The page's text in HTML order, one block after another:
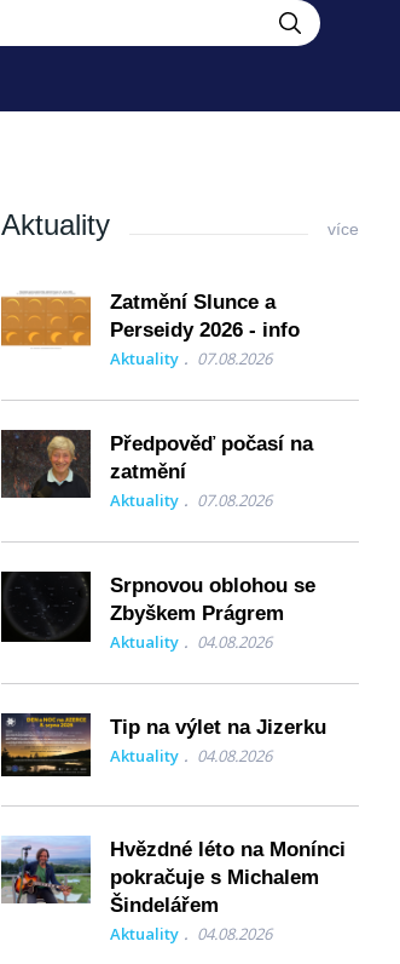
Aktuality více
Zatmění Slunce a
Perseidy 2026 - info
Aktuality 07.08.2026
Předpověď počasí na
zatmění
Aktuality 07.08.2026
Srpnovou oblohou se
Zbyškem Prágrem
Aktuality 04.08.2026
Tip na výlet na Jizerku
Aktuality 04.08.2026
Hvězdné léto na Monínci
pokračuje s Michalem
Šindelářem
Aktuality 04.08.2026